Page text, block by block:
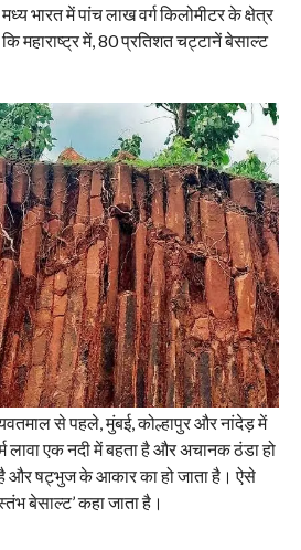
भारत में पांच लाख वर्ग किलोमीटर के क्षेत्र
महाराष्ट्र में, 80 प्रतिशत चट्टानें बेसाल्ट
यवतमाल से पहले, मुंबई, कोल्हापुर और नांदेड़ में
लावा एक नदी में बहता है और अचानक ठंडा हो
और षट्भुज के आकार का हो जाता है। ऐसे
बेसाल्ट’ कहा जाता है।